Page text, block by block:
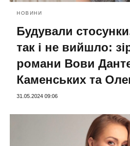
НОВИНИ
Будували
так і не вийшло:
романи Вови
Каменських та
31.05.2024 09:06